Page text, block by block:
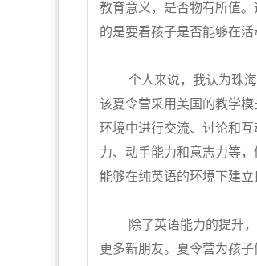
教育意义，是否物有所值
的是要看孩子是否能够在
个人来说，我认为珠海平
该夏令营采用美国的教学
环境中进行交流、讨论和
力、动手能力和意志力等
能够在纯英语的环境下建
除了英语能力的提升，
更多新朋友。夏令营为孩